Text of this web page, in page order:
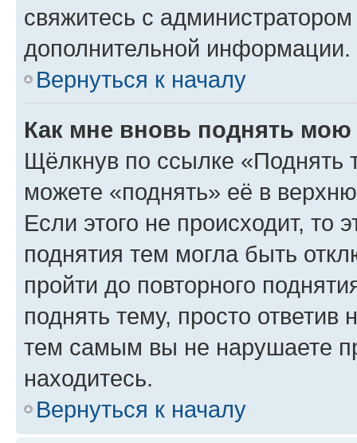
свяжитесь с
дополнительной информации.
Вернуться к началу
Как мне вновь поднять мою
Щёлкнув по ссылке «Поднять
можете «поднять» её в
Если этого не происходит, то
поднятия тем могла быть
пройти до повторного
поднять тему, просто ответив
тем самым вы не нарушаете
находитесь.
Вернуться к началу